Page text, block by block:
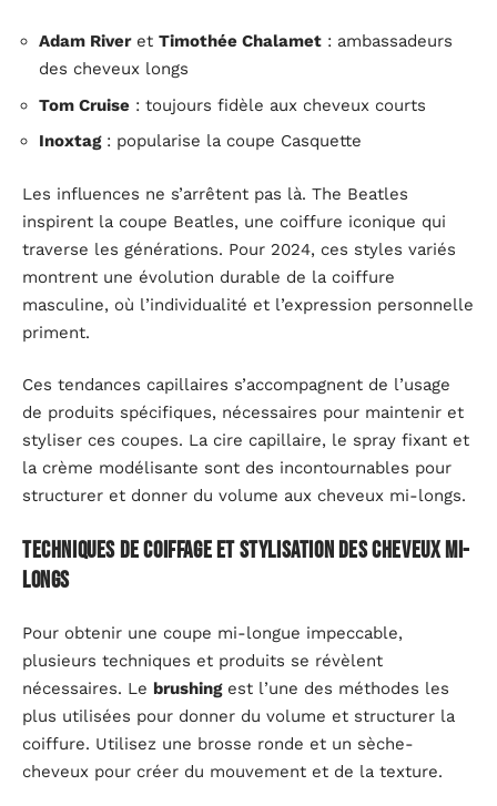
Adam Riveret Timothée Chalamet : ambassadeurs
des cheveux longs
Tom Cruise : toujours fidèle aux cheveux courts
Inoxtag: popularise la coupe Casquette
Les influences ne s’arrêtent pas là. The Beatles
inspirent la coupe Beatles, une coiffure iconique qui
traverse les générations. Pour 2024, ces styles variés
montrent une évolution durable de la coiffure
masculine, où l’individualité et l’expression personnelle
priment.
Ces tendances capillaires s’accompagnent de l’usage
de produits spécifiques, nécessaires pour maintenir et
styliser ces coupes. La cire capillaire, le spray fixant et
la crème modélisante sont des incontournables pour
structurer et donner du volume aux cheveux mi-longs.
Techniques de coiffage et stylisation des cheveux mi-
longs
Pour obtenir une coupe mi-longue impeccable,
plusieurs techniques et produits se révèlent
nécessaires. Le brushingest l’une des méthodes les
plus utilisées pour donner du volume et structurer la
coiffure. Utilisez une brosse ronde et un sèche-
cheveux pour créer du mouvement et de la texture.